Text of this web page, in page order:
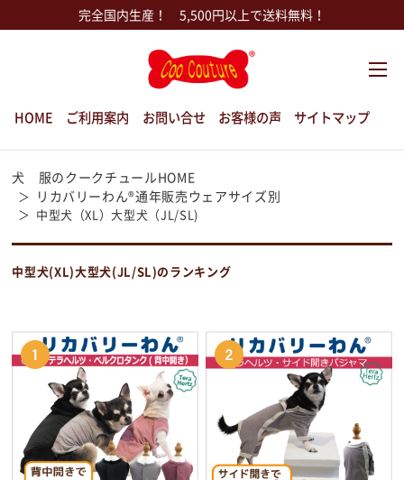
完全国内生産！ 5,500円以上で送料無料！
HOME ご利用案内 お問い合せ お客様の声 サイトマップ
犬 服のクークチュールHOME
リカバリーわん®通年販売ウェアサイズ別
中型犬（XL）大型犬（JL/SL)
中型犬(XL)大型犬(JL/SL)のランキング